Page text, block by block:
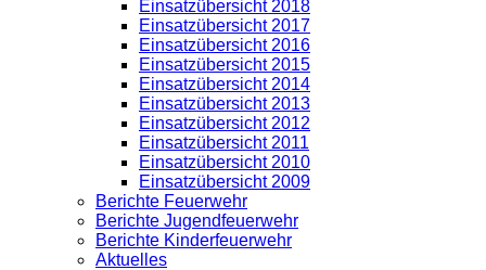
Einsatzübersicht 2018
Einsatzübersicht 2017
Einsatzübersicht 2016
Einsatzübersicht 2015
Einsatzübersicht 2014
Einsatzübersicht 2013
Einsatzübersicht 2012
Einsatzübersicht 2011
Einsatzübersicht 2010
Einsatzübersicht 2009
Berichte Feuerwehr
Berichte Jugendfeuerwehr
Berichte Kinderfeuerwehr
Aktuelles